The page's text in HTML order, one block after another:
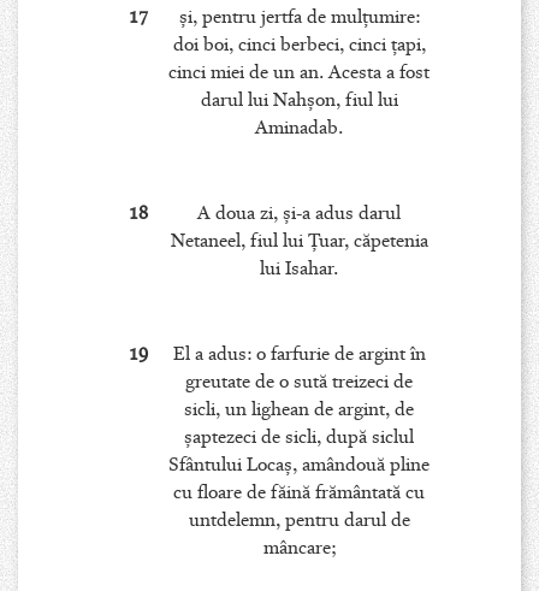
17
şi, pentru jertfa de mulţumire:
doi boi, cinci berbeci, cinci ţapi,
cinci miei de un an. Acesta a fost
darul lui Nahşon, fiul lui
Aminadab.
18
A doua zi, şi-a adus darul
Netaneel, fiul lui Ţuar, căpetenia
lui Isahar.
19
El a adus: o farfurie de argint în
greutate de o sută treizeci de
sicli, un lighean de argint, de
şaptezeci de sicli, după siclul
Sfântului Locaş, amândouă pline
cu floare de făină frământată cu
untdelemn, pentru darul de
mâncare;